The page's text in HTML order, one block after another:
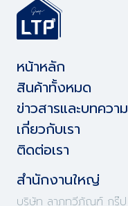
หน้าหลัก
สินค้าทั้งหมด
ข่าวสารและบทความ
เกี่ยวกับเรา
ติดต่อเรา
สำนักงานใหญ่
บริษัท ลาภทวีภัณฑ์ กรุ๊ป